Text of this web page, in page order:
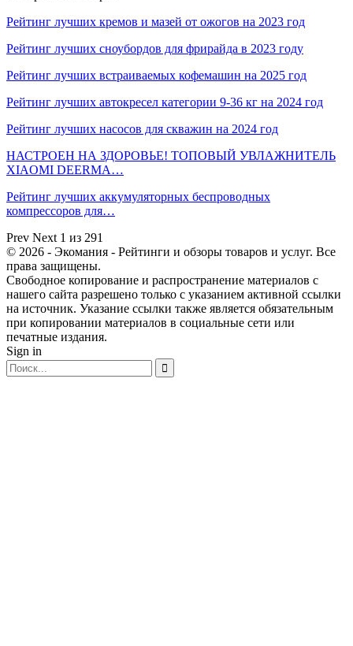
Рейтинг лучших кремов и мазей от ожогов на 2023 год
Рейтинг лучших сноубордов для фрирайда в 2023 году
Рейтинг лучших встраиваемых кофемашин на 2025 год
Рейтинг лучших автокресел категории 9-36 кг на 2024 год
Рейтинг лучших насосов для скважин на 2024 год
НАСТРОЕН НА ЗДОРОВЬЕ! ТОПОВЫЙ УВЛАЖНИТЕЛЬ
XIAOMI DEERMA…
Рейтинг лучших аккумуляторных беспроводных
компрессоров для…
Prev Next 1 из 291
© 2026 - Экомания - Рейтинги и обзоры товаров и услуг. Все
права защищены.
Свободное копирование и распространение материалов с
нашего сайта разрешено только с указанием активной ссылки
на источник. Указание ссылки также является обязательным
при копировании материалов в социальные сети или
печатные издания.
Sign in